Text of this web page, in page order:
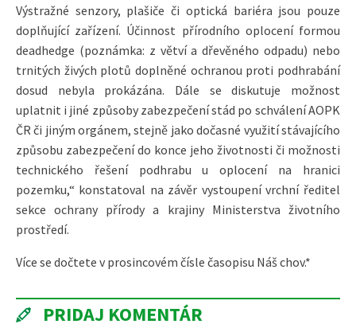
Výstražné senzory, plašiče či optická bariéra jsou pouze
doplňující zařízení. Účinnost přírodního oplocení formou
deadhedge (poznámka: z větví a dřevěného odpadu) nebo
trnitých živých plotů doplněné ochranou proti podhrabání
dosud nebyla prokázána. Dále se diskutuje možnost
uplatnit i jiné způsoby zabezpečení stád po schválení AOPK
ČR či jiným orgánem, stejně jako dočasné využití stávajícího
způsobu zabezpečení do konce jeho životnosti či možnosti
technického řešení podhrabu u oplocení na hranici
pozemku,“ konstatoval na závěr vystoupení vrchní ředitel
sekce ochrany přírody a krajiny Ministerstva životního
prostředí.
Více se dočtete v prosincovém čísle časopisu Náš chov.*
PRIDAJ KOMENTÁR